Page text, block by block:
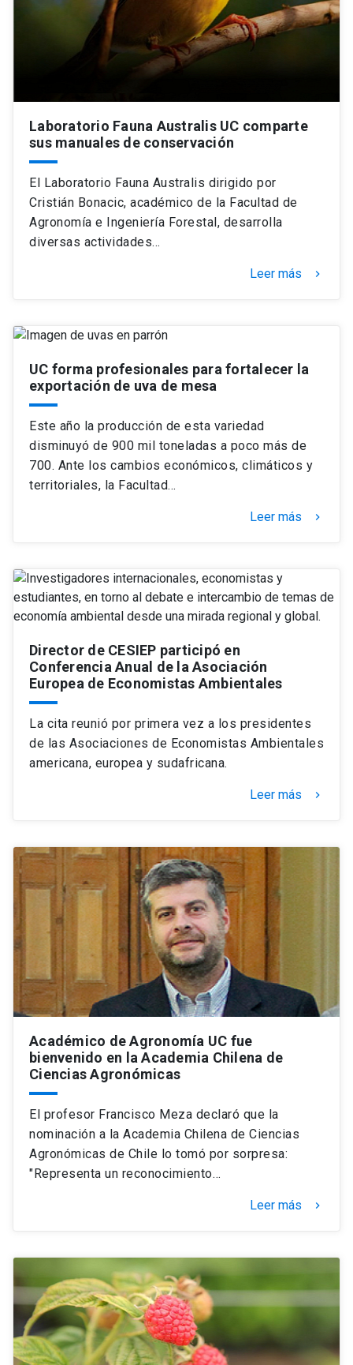
Laboratorio Fauna Australis UC comparte
sus manuales de conservación
El Laboratorio Fauna Australis dirigido por
Cristián Bonacic, académico de la Facultad de
Agronomía e Ingeniería Forestal, desarrolla
diversas actividades…
Leer más keyboard_arrow_right
UC forma profesionales para fortalecer la
exportación de uva de mesa
Este año la producción de esta variedad
disminuyó de 900 mil toneladas a poco más de
700. Ante los cambios económicos, climáticos y
territoriales, la Facultad…
Leer más keyboard_arrow_right
Director de CESIEP participó en
Conferencia Anual de la Asociación
Europea de Economistas Ambientales
La cita reunió por primera vez a los presidentes
de las Asociaciones de Economistas Ambientales
americana, europea y sudafricana.
Leer más keyboard_arrow_right
Académico de Agronomía UC fue
bienvenido en la Academia Chilena de
Ciencias Agronómicas
El profesor Francisco Meza declaró que la
nominación a la Academia Chilena de Ciencias
Agronómicas de Chile lo tomó por sorpresa:
"Representa un reconocimiento…
Leer más keyboard_arrow_right